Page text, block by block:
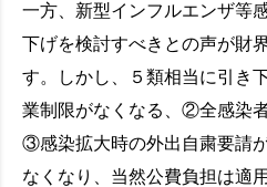
一方、新型インフルエンザ等
下げを検討すべきとの声が財
す。しかし、５類相当に引き
業制限がなくなる、②全感染
③感染拡大時の外出自粛要請
なくなり、当然公費負担は適